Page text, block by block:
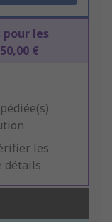
les
€
les
détails